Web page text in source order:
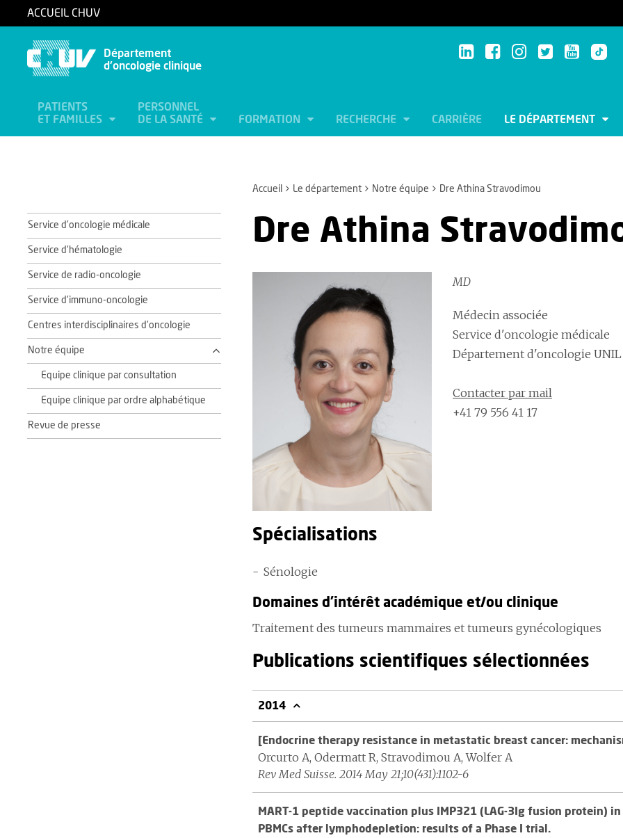
ACCUEIL CHUV
Département
d'oncologie clinique
PATIENTS
ET FAMILLES
PERSONNEL
DE LA SANTÉ
FORMATION RECHERCHE CARRIÈRE LE DÉPARTEMENT
Accueil Le département Notre équipe Dre Athina Stravodimou
Service d'oncologie médicale
Service d'hématologie
Service de radio-oncologie
Service d'immuno-oncologie
Centres interdisciplinaires d'oncologie
Notre équipe
Equipe clinique par consultation
Equipe clinique par ordre alphabétique
Revue de presse
Dre Athina
MD
Médecin associée
Service d'oncologie médicale
Département d'oncologie UNIL
Contacter par mail
+41 79 556 41 17
Spécialisations
Sénologie
Domaines d'intérêt académique et/ou clinique
Traitement des tumeurs mammaires et tumeurs gynécologiques
Publications scientifiques sélectionnées
2014
[Endocrine therapy resistance in metastatic breast cancer:
Orcurto A, Odermatt R, Stravodimou A, Wolfer A
Rev Med Suisse. 2014 May 21;10(431):1102-6
MART-1 peptide vaccination plus IMP321 (LAG-3Ig fusion protein)
PBMCs after lymphodepletion: results of a Phase I trial.